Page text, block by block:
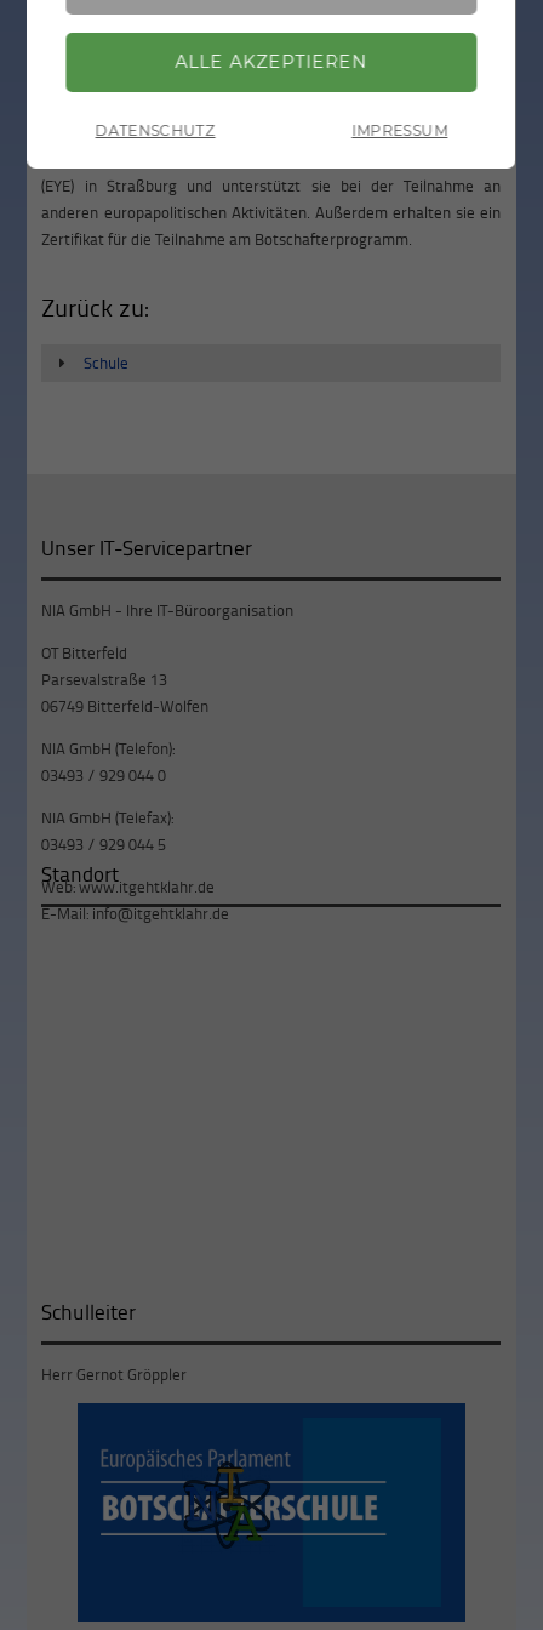
Zu den Aufgaben der JuniorbotschafterInnen gehören die
Betreuung der Europa-Informationsangebote der Schule und die
Mitwirkung bei der Organisation von Projekttagen.
Das Europäische Parlament priorisiert die JuniorbotschafterInnen
(EYE) in Straßburg und unterstützt sie bei der Teilnahme an
anderen europapolitischen Aktivitäten. Außerdem erhalten sie ein
Zertifikat für die Teilnahme am Botschafterprogramm.
Zurück zu:
Schule
Unser IT-Servicepartner
NIA GmbH - Ihre IT-Büroorganisation
OT Bitterfeld
Parsevalstraße 13
06749 Bitterfeld-Wolfen
NIA GmbH (Telefon):
03493 / 929 044 0
NIA GmbH (Telefax):
03493 / 929 044 5
Web:www.itgehtklahr.de
E-Mail:info@itgehtklahr.de
Standort
Schulleiter
Herr Gernot Gröppler
ZURÜCK
DATENSCHUTZ IMPRESSUM